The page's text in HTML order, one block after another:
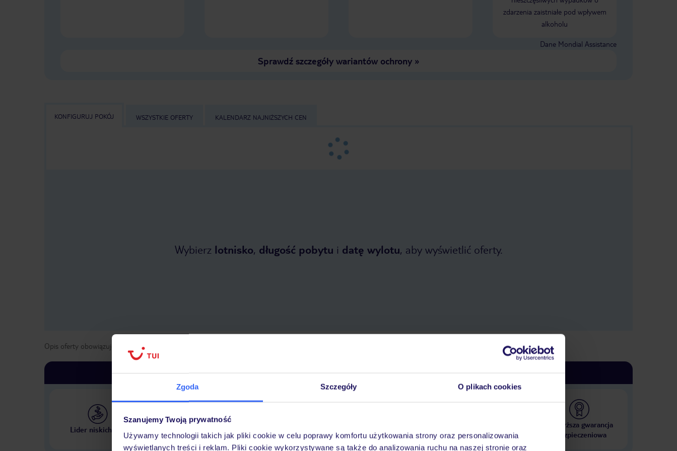
Zgoda Szczegóły O plikach cookies
Szanujemy Twoją prywatność
Używamy technologii takich jak pliki cookie w celu poprawy komfortu użytkowania strony oraz personalizowania
wyświetlanych treści i reklam. Pliki cookie wykorzystywane są także do analizowania ruchu na naszej stronie oraz
zdarzenia zaistniałe pod wpływem
alkoholu
Dane Mondial Assistance
Sprawdź szczegóły wariantów ochrony»
KONFIGURUJ POKÓJ WSZYSTKIE OFERTY KALENDARZ NAJNIŻSZYCH CEN
Wybierz lotnisko, długość pobytu i datę wylotu, aby wyświetlić oferty.
Opis oferty obowiązuje dla wyjazdów w terminie
Dlaczego warto wybrać TUI?
Lider niskich cen
Największe biuro podróży
w Polsce
wakacjach 24/7
krajach
Najwyższa gwarancja
ubezpieczeniowa